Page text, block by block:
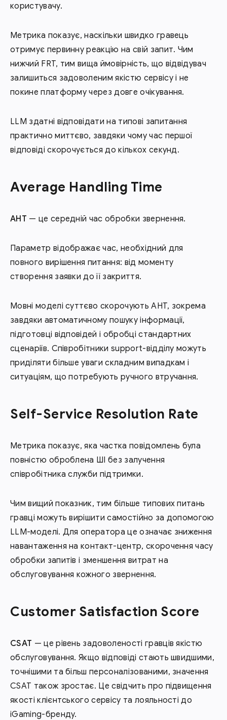
користувачу.
Метрика показує, наскільки швидко гравець
отримує первинну реакцію на свій запит. Чим
нижчий FRT, тим вища ймовірність, що відвідувач
залишиться задоволеним якістю сервісу і не
покине платформу через довге очікування.
LLM здатні відповідати на типові запитання
практично миттєво, завдяки чому час першої
відповіді скорочується до кількох секунд.
Average Handling Time
AHT — це середній час обробки звернення.
Параметр відображає час, необхідний для
повного вирішення питання: від моменту
створення заявки до її закриття.
Мовні моделі суттєво скорочують AHT, зокрема
завдяки автоматичному пошуку інформації,
підготовці відповідей і обробці стандартних
сценаріїв. Співробітники support-відділу можуть
приділяти більше уваги складним випадкам і
ситуаціям, що потребують ручного втручання.
Self-Service Resolution Rate
Метрика показує, яка частка повідомлень була
повністю оброблена ШІ без залучення
співробітника служби підтримки.
Чим вищий показник, тим більше типових питань
гравці можуть вирішити самостійно за допомогою
LLM-моделі. Для оператора це означає зниження
навантаження на контакт-центр, скорочення часу
обробки запитів і зменшення витрат на
обслуговування кожного звернення.
Customer Satisfaction Score
CSAT — це рівень задоволеності гравців якістю
обслуговування. Якщо відповіді стають швидшими,
точнішими та більш персоналізованими, значення
CSAT також зростає. Це свідчить про підвищення
якості клієнтського сервісу та лояльності до
iGaming-бренду.